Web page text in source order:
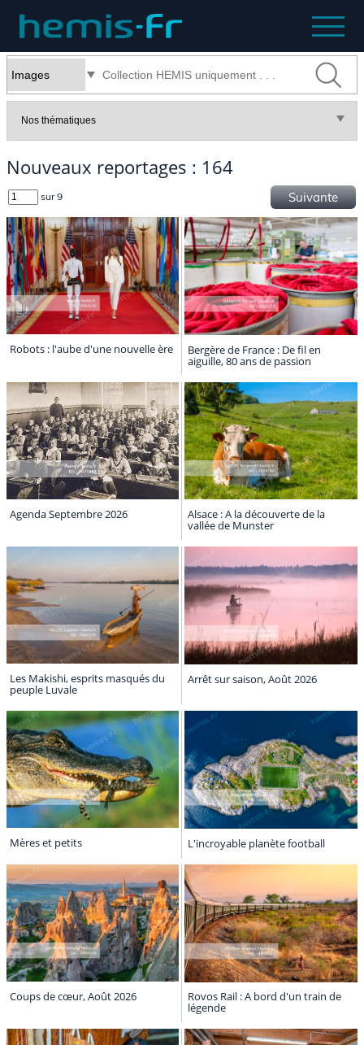
Nouveaux reportages : 164
sur 9 Suivante
Robots : l'aube d'une nouvelle ère Bergère de France : De fil en
aiguille, 80 ans de passion
Agenda Septembre 2026 Alsace : A la découverte de la
vallée de Munster
Les Makishi, esprits masqués du
peuple Luvale
Arrêt sur saison, Août 2026
Mères et petits L'incroyable planète football
Coups de cœur, Août 2026 Rovos Rail : A bord d'un train de
légende